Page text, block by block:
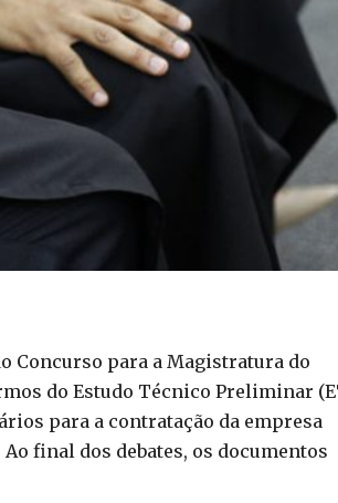
Concurso para a Magistratura do
do Estudo Técnico Preliminar
para a contratação da empresa
final dos debates, os documentos